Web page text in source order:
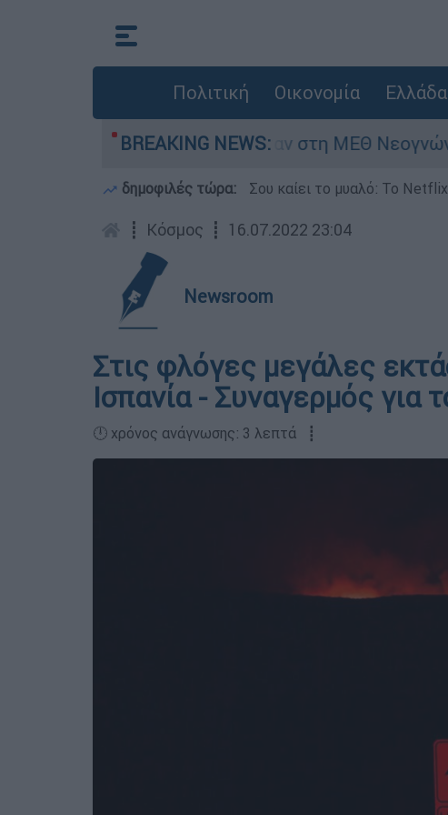
Πολιτική Οικονομία Ελλάδα
BREAKING NEWS:
8 ημερών - Νοσηλευόταν στη ΜΕΘ Νεογνών
δημοφιλές τώρα: Σου καίει το μυαλό: Το
┋ Κόσμος ┋ 16.07.2022 23:04
Newsroom
Στις φλόγες μεγάλες
Ισπανία - Συναγερμός για
🕛 χρόνος ανάγνωσης: 3 λεπτά ┋